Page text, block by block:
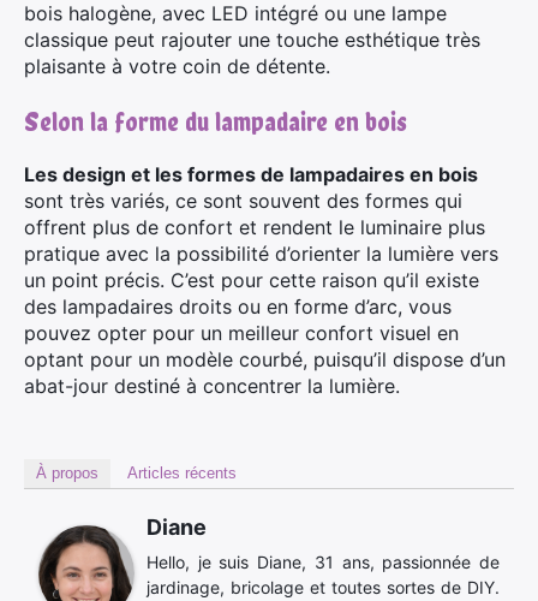
bois halogène, avec LED intégré ou une lampe
classique peut rajouter une touche esthétique très
plaisante à votre coin de détente.
Selon la forme du lampadaire en bois
Les design et les formes de lampadaires en bois
sont très variés, ce sont souvent des formes qui
offrent plus de confort et rendent le luminaire plus
pratique avec la possibilité d’orienter la lumière vers
un point précis. C’est pour cette raison qu’il existe
des lampadaires droits ou en forme d’arc, vous
pouvez opter pour un meilleur confort visuel en
optant pour un modèle courbé, puisqu’il dispose d’un
abat-jour destiné à concentrer la lumière.
À propos Articles récents
Diane
Hello, je suis Diane, 31 ans, passionnée de
jardinage, bricolage et toutes sortes de DIY.